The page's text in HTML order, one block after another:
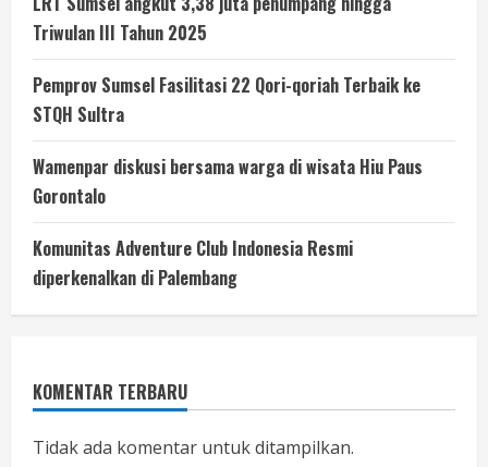
Triwulan III Tahun 2025
Pemprov Sumsel Fasilitasi 22 Qori-qoriah Terbaik ke
STQH Sultra
Wamenpar diskusi bersama warga di wisata Hiu Paus
Gorontalo
Komunitas Adventure Club Indonesia Resmi
diperkenalkan di Palembang
KOMENTAR TERBARU
Tidak ada komentar untuk ditampilkan.